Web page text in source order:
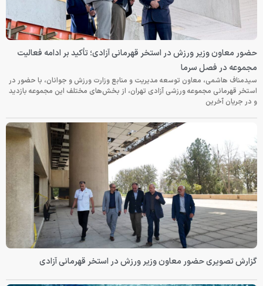
حضور معاون وزیر ورزش در استخر قهرمانی آزادی؛ تأکید بر ادامه فعالیت
مجموعه در فصل سرما
سیدمناف هاشمی، معاون توسعه مدیریت و منابع وزارت ورزش و جوانان، با حضور در
استخر قهرمانی مجموعه ورزشی آزادی تهران، از بخش‌های مختلف این مجموعه بازدید
و در جریان آخرین
گزارش تصویری حضور معاون وزیر ورزش در استخر قهرمانی آزادی